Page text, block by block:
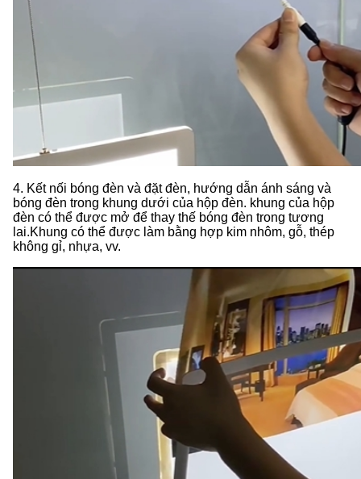
4. Kết nối bóng đèn và đặt đèn, hướng dẫn ánh sáng và
bóng đèn trong khung dưới của hộp đèn. khung của hộp
đèn có thể được mở để thay thế bóng đèn trong tương
lai.Khung có thể được làm bằng hợp kim nhôm, gỗ, thép
không gỉ, nhựa, vv.